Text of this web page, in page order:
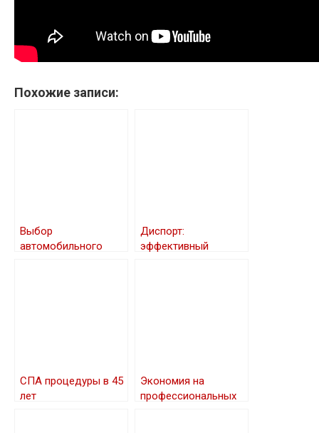
Похожие записи:
Выбор
автомобильного
Диспорт:
эффективный
СПА процедуры в 45
лет
Экономия на
профессиональных